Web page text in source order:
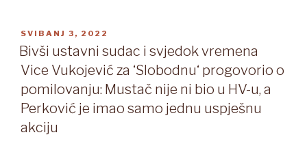
OBJAVLJENO
SVIBANJ 3, 2022
Bivši ustavni sudac i svjedok vremena
Vice Vukojević za ‘Slobodnu‘ progovorio o
pomilovanju: Mustač nije ni bio u HV-u, a
Perković je imao samo jednu uspješnu
akciju